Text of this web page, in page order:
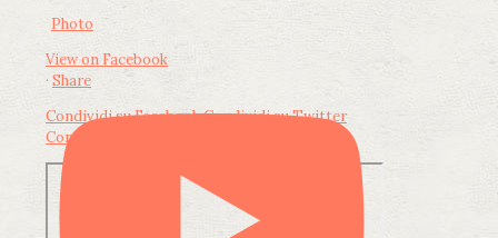
Photo
View on Facebook
· Share
Condividi su FacebookCondividi su Twitter
Condividi su LinkedIn